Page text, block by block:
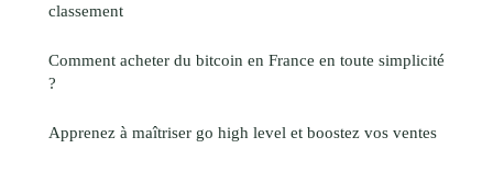
classement
Comment acheter du bitcoin en France en toute simplicité
?
Apprenez à maîtriser go high level et boostez vos ventes